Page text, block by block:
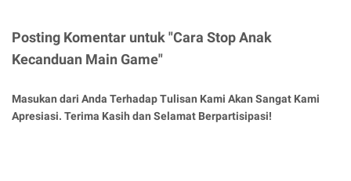
Posting Komentar untuk "Cara Stop Anak
Kecanduan Main Game"
Masukan dari Anda Terhadap Tulisan Kami Akan Sangat Kami
Apresiasi. Terima Kasih dan Selamat Berpartisipasi!